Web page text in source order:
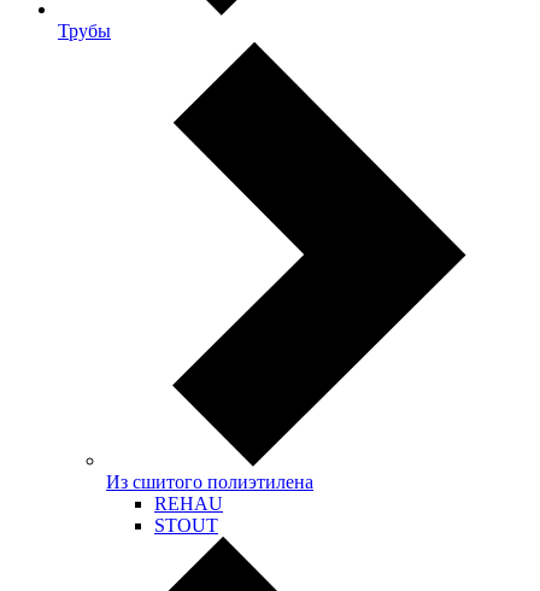
Трубы
Из сшитого полиэтилена
REHAU
STOUT